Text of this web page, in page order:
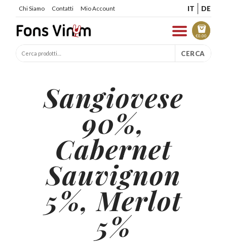
Chi Siamo Contatti Mio Account IT DE
€0.00
CERCA
Sangiovese
90%,
Cabernet
Sauvignon
5%, Merlot
5%